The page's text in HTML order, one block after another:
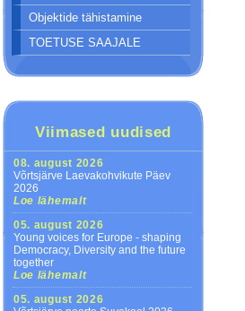
Objektide tähistamine
TOETUSE SAAJALE
Viimased uudised
08. august 2026
Võrtsjärve Laevakohvikute Päev
2026
Loe lähemalt
05. august 2026
Young voices for Europe - shaping
Democracy, Diversity and the future
together
Loe lähemalt
05. august 2026